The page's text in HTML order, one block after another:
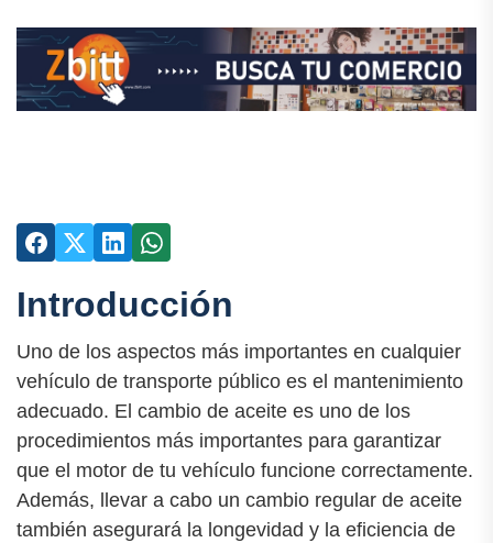
Introducción
Uno de los aspectos más importantes en cualquier
vehículo de transporte público es el mantenimiento
adecuado. El cambio de aceite es uno de los
procedimientos más importantes para garantizar
que el motor de tu vehículo funcione correctamente.
Además, llevar a cabo un cambio regular de aceite
también asegurará la longevidad y la eficiencia de